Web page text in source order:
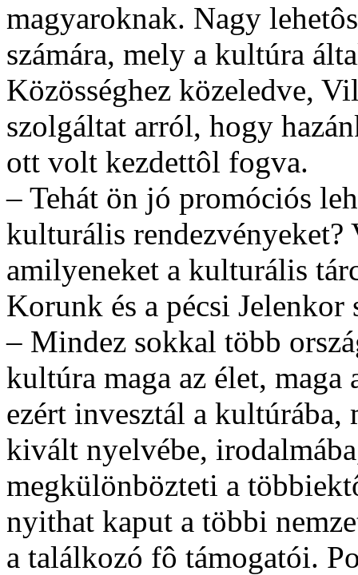
magyaroknak. Nagy
számára, mely a kultúra
Közösséghez közeledve,
szolgáltat arról, hogy
ott volt kezdettôl fogva.
– Tehát ön jó promóciós
kulturális
amilyeneket a kulturális
Korunk és a pécsi Jelenkor
– Mindez sokkal több
kultúra maga az élet,
ezért invesztál a kultúrába,
kivált nyelvébe,
megkülönbözteti a
nyithat kaput a többi
a találkozó fô támogatói.